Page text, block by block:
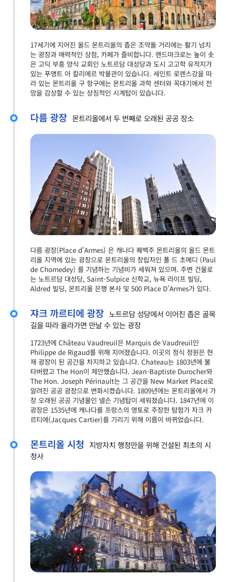
17세기에 지어진 올드 몬트리올의 좁은 조약돌 거리에는 활기 넘치
는 광장과 매력적인 상점, 카페가 즐비합니다. 랜드마크로는 높이 솟
은 고딕 부흥 양식 교회인 노트르담 대성당과 도시 고고학 유적지가
있는 푸앵트 아 칼리에르 박물관이 있습니다. 세인트 로렌스강을 따
라 있는 몬트리올 구 항구에는 몬트리올 과학 센터와 꼭대기에서 전
망을 감상할 수 있는 상징적인 시계탑이 있습니다.
다름 광장 몬트리올에서 두 번째로 오래된 공공 장소
다름 광장(Place d'Armes) 은 캐나다 퀘벡주 몬트리올의 올드 몬트
리올 지역에 있는 광장으로 몬트리올의 창립자인 폴 드 초메디 (Paul
de Chomedey) 를 기념하는 기념비가 세워져 있으며. 주변 건물로
는 노트르담 대성당, Saint-Sulpice 신학교, 뉴욕 라이프 빌딩,
Aldred 빌딩, 몬트리올 은행 본사 및 500 Place D'Armes가 있다.
쟈크 까르티에 광장 노트르담 성당에서 이어진 좁은 골목
길을 따라 올라가면 만날 수 있는 광장
1723년에 Château Vaudreuil은 Marquis de Vaudreuil인
Philippe de Rigaud를 위해 지어졌습니다. 이곳의 정식 정원은 현
재 광장이 된 공간을 차지하고 있습니다. Chateau는 1803년에 불
타버렸고 The Hon이 제안했습니다. Jean-Baptiste Durocher와
The Hon. Joseph Périnault는 그 공간을 New Market Place로
알려진 공공 광장으로 변화시켰습니다. 1809년에는 몬트리올에서 가
장 오래된 공공 기념물인 넬슨 기념탑이 세워졌습니다. 1847년에 이
광장은 1535년에 캐나다를 프랑스의 영토로 주장한 탐험가 자크 카
르티에(Jacques Cartier)를 기리기 위해 이름이 바뀌었습니다.
몬트리올 시청 지방자치 행정만을 위해 건설된 최초의 시
청사